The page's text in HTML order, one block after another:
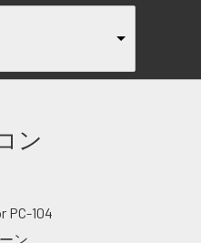
ン
PC-104
ン